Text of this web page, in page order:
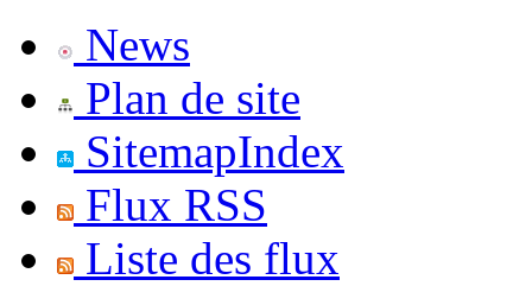
News
Plan de site
SitemapIndex
Flux RSS
Liste des flux